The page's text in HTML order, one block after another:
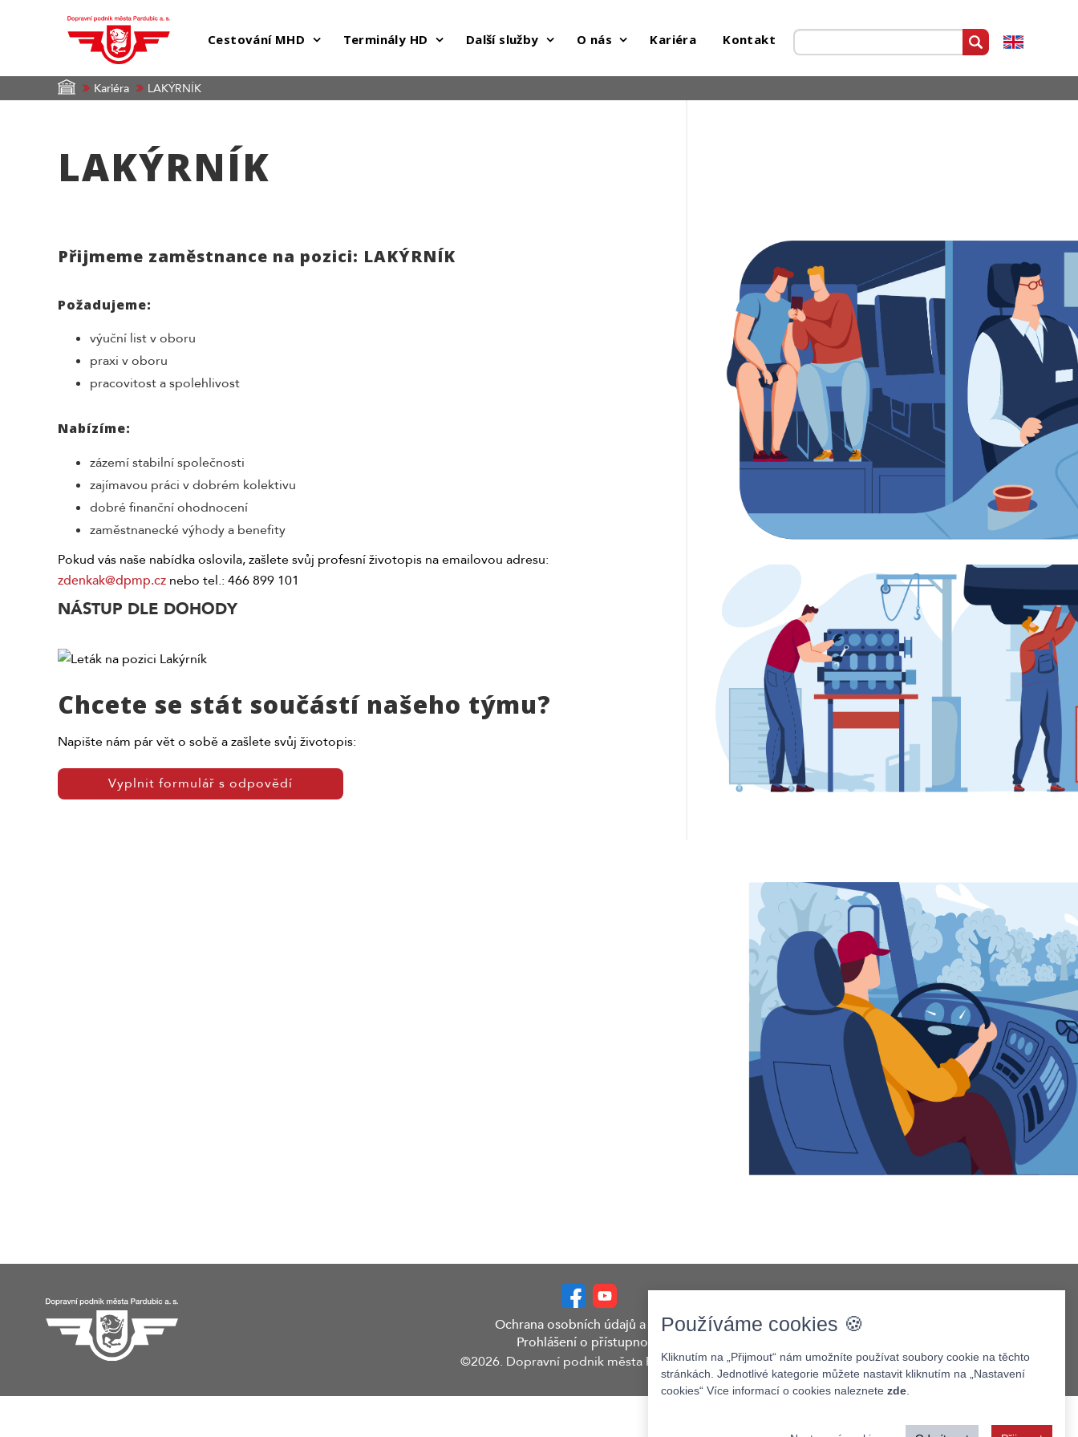
Cestování MHD Terminály HD Další služby O nás Kariéra Kontakt
Kariéra LAKÝRNÍK
LAKÝRNÍK
Přijmeme zaměstnance na pozici: LAKÝRNÍK
Požadujeme:
výuční list v oboru
praxi v oboru
pracovitost a spolehlivost
Nabízíme:
zázemí stabilní společnosti
zajímavou práci v dobrém kolektivu
dobré finanční ohodnocení
zaměstnanecké výhody a benefity
Pokud vás naše nabídka oslovila, zašlete svůj profesní životopis na emailovou adresu:
zdenkak@dpmp.cz nebo tel.: 466 899 101
NÁSTUP DLE DOHODY
Chcete se stát součástí našeho týmu?
Napište nám pár vět o sobě a zašlete svůj životopis:
Vyplnit formulář s odpovědí
Ochrana osobních údajů a GDPR
Prohlášení o přístupnosti
©2026. Dopravní podnik města Pardubic a.s.
Používáme cookies 🍪
Kliknutím na „Přijmout“ nám umožníte používat soubory cookie na těchto
stránkách. Jednotlivé kategorie můžete nastavit kliknutím na „Nastavení
cookies“ Více informací o cookies naleznete zde